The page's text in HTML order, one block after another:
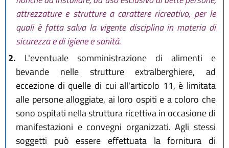
attrezzature e strutture a carattere ricreativo, per le
quali è fatta salva la vigente disciplina in materia di
sicurezza e di igiene e sanità.
2. L'eventuale somministrazione di alimenti e
bevande nelle strutture extralberghiere, ad
eccezione di quelle di cui all'articolo 11, è limitata
alle persone alloggiate, ai loro ospiti e a coloro che
sono ospitati nella struttura ricettiva in occasione di
manifestazioni e convegni organizzati. Agli stessi
soggetti può essere effettuata la fornitura di